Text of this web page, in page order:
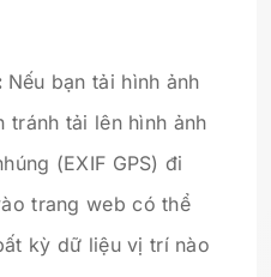
Nếu bạn tải hình ảnh
tránh tải lên hình ảnh
(EXIF GPS) đi
trang web có thể
kỳ dữ liệu vị trí nào